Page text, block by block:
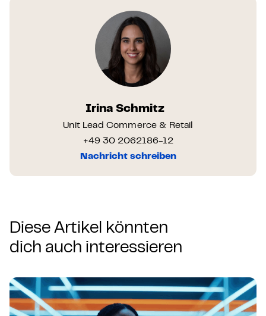
Irina Schmitz
Unit Lead Commerce & Retail
+49 30 2062186-12
Nachricht schreiben
Diese Artikel könnten
dich auch interessieren